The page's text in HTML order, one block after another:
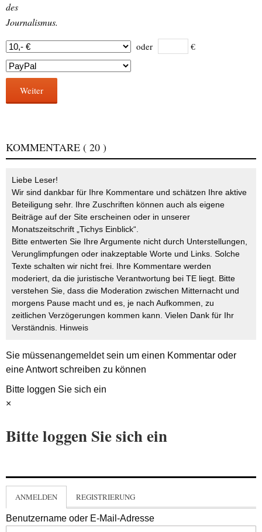
des
Journalismus.
oder €
Weiter
KOMMENTARE ( 20 )
Liebe Leser!
Wir sind dankbar für Ihre Kommentare und schätzen Ihre aktive
Beteiligung sehr. Ihre Zuschriften können auch als eigene
Beiträge auf der Site erscheinen oder in unserer
Monatszeitschrift „Tichys Einblick“.
Bitte entwerten Sie Ihre Argumente nicht durch Unterstellungen,
Verunglimpfungen oder inakzeptable Worte und Links. Solche
Texte schalten wir nicht frei. Ihre Kommentare werden
moderiert, da die juristische Verantwortung bei TE liegt. Bitte
verstehen Sie, dass die Moderation zwischen Mitternacht und
morgens Pause macht und es, je nach Aufkommen, zu
zeitlichen Verzögerungen kommen kann. Vielen Dank für Ihr
Verständnis. Hinweis
Sie müssenangemeldetsein um einen Kommentar oder
eine Antwort schreiben zu können
Bitte loggen Sie sich ein
×
Bitte loggen Sie sich ein
ANMELDEN REGISTRIERUNG
Benutzername oder E-Mail-Adresse